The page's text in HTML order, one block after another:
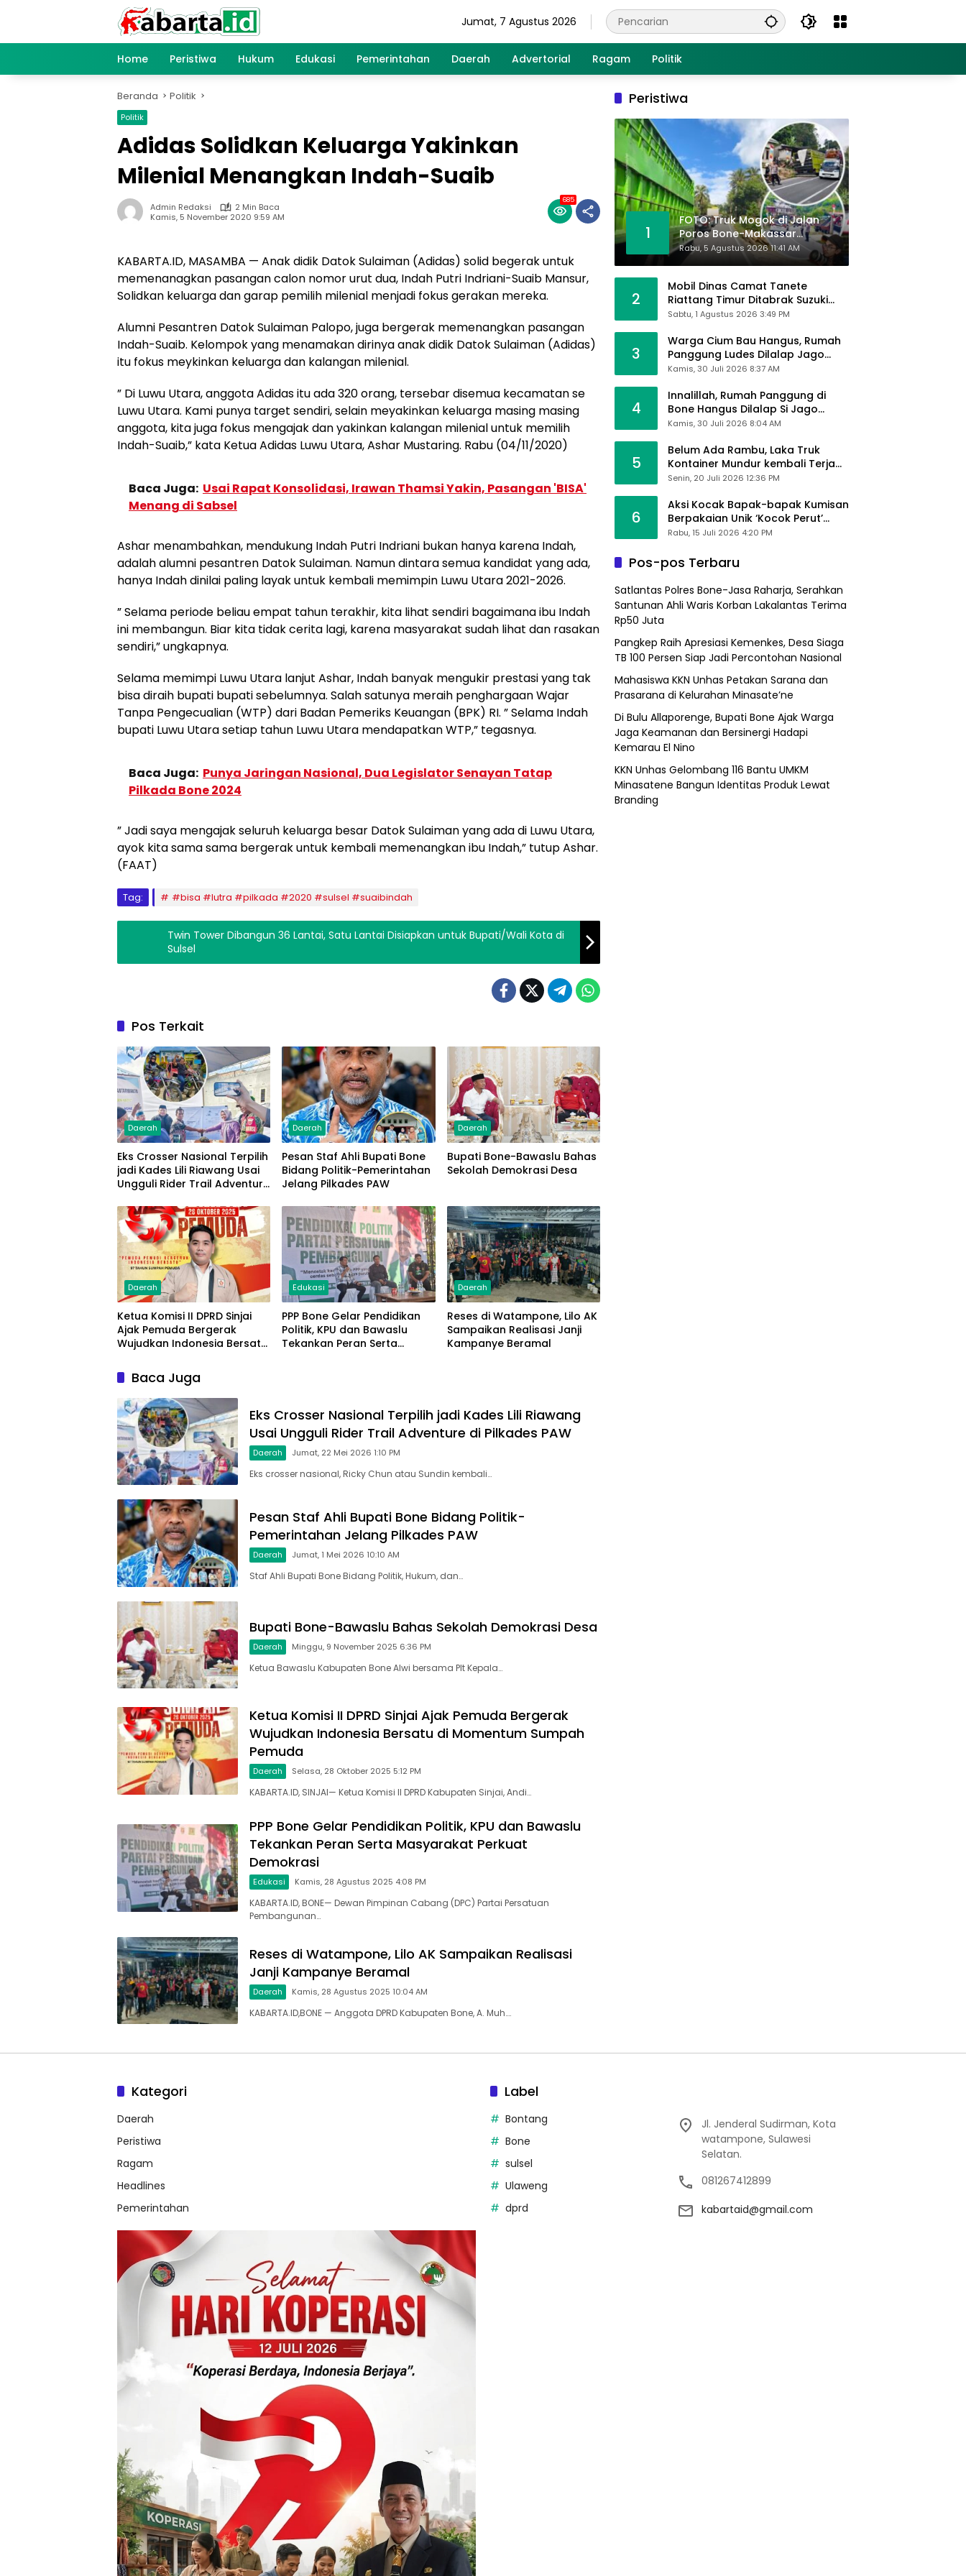
Jumat, 7 Agustus 2026
Home Peristiwa Hukum Edukasi Pemerintahan Daerah Advertorial Ragam Politik
Beranda Politik
Politik
Adidas Solidkan Keluarga Yakinkan
Milenial Menangkan Indah-Suaib
Admin Redaksi
2 Min Baca
Kamis, 5 November 2020 9:59 AM
685
KABARTA.ID, MASAMBA — Anak didik Datok Sulaiman (Adidas) solid begerak untuk
memenanagkan pasangan calon nomor urut dua, Indah Putri Indriani-Suaib Mansur,
Solidkan keluarga dan garap pemilih milenial menjadi fokus gerakan mereka.
Alumni Pesantren Datok Sulaiman Palopo, juga bergerak memenangkan pasangan
Indah-Suaib. Kelompok yang menamakan dirinya anak didik Datok Sulaiman (Adidas)
itu fokus meykinkan keluarga dan kalangan milenial.
” Di Luwu Utara, anggota Adidas itu ada 320 orang, tersebar disemua kecamatan se
Luwu Utara. Kami punya target sendiri, selain meyakinkan keluarga masing masing
anggota, kita juga fokus mengajak dan yakinkan kalangan milenial untuk memilih
Indah-Suaib,” kata Ketua Adidas Luwu Utara, Ashar Mustaring. Rabu (04/11/2020)
Baca Juga: Usai Rapat Konsolidasi, Irawan Thamsi Yakin, Pasangan 'BISA'
Menang di Sabsel
Ashar menambahkan, mendukung Indah Putri Indriani bukan hanya karena Indah,
adalah alumni pesantren Datok Sulaiman. Namun dintara semua kandidat yang ada,
hanya Indah dinilai paling layak untuk kembali memimpin Luwu Utara 2021-2026.
” Selama periode beliau empat tahun terakhir, kita lihat sendiri bagaimana ibu Indah
ini membangun. Biar kita tidak cerita lagi, karena masyarakat sudah lihat dan rasakan
sendiri,” ungkapnya.
Selama memimpi Luwu Utara lanjut Ashar, Indah banyak mengukir prestasi yang tak
bisa diraih bupati bupati sebelumnya. Salah satunya meraih penghargaan Wajar
Tanpa Pengecualian (WTP) dari Badan Pemeriks Keuangan (BPK) RI. ” Selama Indah
bupati Luwu Utara setiap tahun Luwu Utara mendapatkan WTP,” tegasnya.
Baca Juga: Punya Jaringan Nasional, Dua Legislator Senayan Tatap
Pilkada Bone 2024
” Jadi saya mengajak seluruh keluarga besar Datok Sulaiman yang ada di Luwu Utara,
ayok kita sama sama bergerak untuk kembali memenangkan ibu Indah,” tutup Ashar.
(FAAT)
Tag: #bisa #lutra #pilkada #2020 #sulsel #suaibindah
Twin Tower Dibangun 36 Lantai, Satu Lantai Disiapkan untuk Bupati/Wali Kota di
Sulsel
Pos Terkait
Daerah
Eks Crosser Nasional Terpilih
jadi Kades Lili Riawang Usai
Ungguli Rider Trail Adventure
Daerah
Pesan Staf Ahli Bupati Bone
Bidang Politik-Pemerintahan
Jelang Pilkades PAW
Daerah
Bupati Bone-Bawaslu Bahas
Sekolah Demokrasi Desa
Daerah
Ketua Komisi II DPRD Sinjai
Ajak Pemuda Bergerak
Wujudkan Indonesia Bersatu
Pemuda
Edukasi
PPP Bone Gelar Pendidikan
Politik, KPU dan Bawaslu
Tekankan Peran Serta
Daerah
Reses di Watampone, Lilo AK
Sampaikan Realisasi Janji
Kampanye Beramal
Baca Juga
Eks Crosser Nasional Terpilih jadi Kades Lili Riawang
Usai Ungguli Rider Trail Adventure di Pilkades PAW
Daerah Jumat, 22 Mei 2026 1:10 PM
Eks crosser nasional, Ricky Chun atau Sundin kembali…
Pesan Staf Ahli Bupati Bone Bidang Politik-
Pemerintahan Jelang Pilkades PAW
Daerah Jumat, 1 Mei 2026 10:10 AM
Staf Ahli Bupati Bone Bidang Politik, Hukum, dan…
Bupati Bone-Bawaslu Bahas Sekolah Demokrasi Desa
Daerah Minggu, 9 November 2025 6:36 PM
Ketua Bawaslu Kabupaten Bone Alwi bersama Plt Kepala…
Ketua Komisi II DPRD Sinjai Ajak Pemuda Bergerak
Wujudkan Indonesia Bersatu di Momentum Sumpah
Pemuda
Daerah Selasa, 28 Oktober 2025 5:12 PM
KABARTA.ID, SINJAI— Ketua Komisi II DPRD Kabupaten Sinjai, Andi…
PPP Bone Gelar Pendidikan Politik, KPU dan Bawaslu
Tekankan Peran Serta Masyarakat Perkuat
Demokrasi
Edukasi Kamis, 28 Agustus 2025 4:08 PM
KABARTA.ID, BONE— Dewan Pimpinan Cabang (DPC) Partai Persatuan
Pembangunan…
Reses di Watampone, Lilo AK Sampaikan Realisasi
Janji Kampanye Beramal
Daerah Kamis, 28 Agustus 2025 10:04 AM
KABARTA.ID,BONE — Anggota DPRD Kabupaten Bone, A. Muh….
Peristiwa
1
FOTO: Truk Mogok di Jalan
Poros Bone-Makassar
Sebabkan Macet, Polisi Turun
Tangan
Rabu, 5 Agustus 2026 11:41 AM
2
Mobil Dinas Camat Tanete
Riattang Timur Ditabrak Suzuki
Ertiga, Camat Andi Habibie:
Sabtu, 1 Agustus 2026 3:49 PM
3
Warga Cium Bau Hangus, Rumah
Panggung Ludes Dilalap Jago
Merah
Kamis, 30 Juli 2026 8:37 AM
4
Innalillah, Rumah Panggung di
Bone Hangus Dilalap Si Jago
Merah
Kamis, 30 Juli 2026 8:04 AM
5
Belum Ada Rambu, Laka Truk
Kontainer Mundur kembali Terjadi
di Bypass Sumpallabbu
Senin, 20 Juli 2026 12:36 PM
6
Aksi Kocak Bapak-bapak Kumisan
Berpakaian Unik ‘Kocok Perut’
Pengunjung dan Pegawai
Sentuh Atm
Rabu, 15 Juli 2026 4:20 PM
Pos-pos Terbaru
Satlantas Polres Bone-Jasa Raharja, Serahkan
Santunan Ahli Waris Korban Lakalantas Terima
Rp50 Juta
Pangkep Raih Apresiasi Kemenkes, Desa Siaga
TB 100 Persen Siap Jadi Percontohan Nasional
Mahasiswa KKN Unhas Petakan Sarana dan
Prasarana di Kelurahan Minasate’ne
Di Bulu Allaporenge, Bupati Bone Ajak Warga
Jaga Keamanan dan Bersinergi Hadapi
Kemarau El Nino
KKN Unhas Gelombang 116 Bantu UMKM
Minasatene Bangun Identitas Produk Lewat
Branding
Kategori
Daerah
Peristiwa
Ragam
Headlines
Pemerintahan
Label
Bontang
Bone
sulsel
Ulaweng
dprd
Jl. Jenderal Sudirman, Kota
watampone, Sulawesi
Selatan.
081267412899
kabartaid@gmail.com